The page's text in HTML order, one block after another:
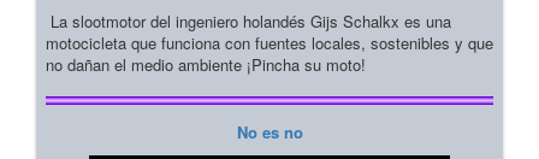
La slootmotor del ingeniero holandés Gijs Schalkx es una
motocicleta que funciona con fuentes locales, sostenibles y que
no dañan el medio ambiente ¡Pincha su moto!
No es no